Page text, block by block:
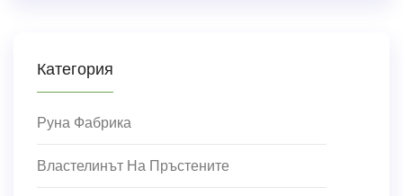
Категория
Руна Фабрика
Властелинът На Пръстените